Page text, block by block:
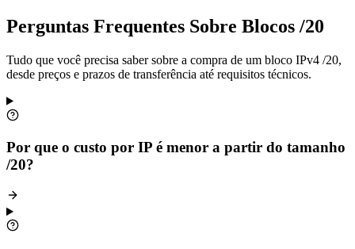
Perguntas Frequentes Sobre Blocos /20
Tudo que você precisa saber sobre a compra de um bloco IPv4 /20,
desde preços e prazos de transferência até requisitos técnicos.
Por que o custo por IP é menor a partir do tamanho
/20?